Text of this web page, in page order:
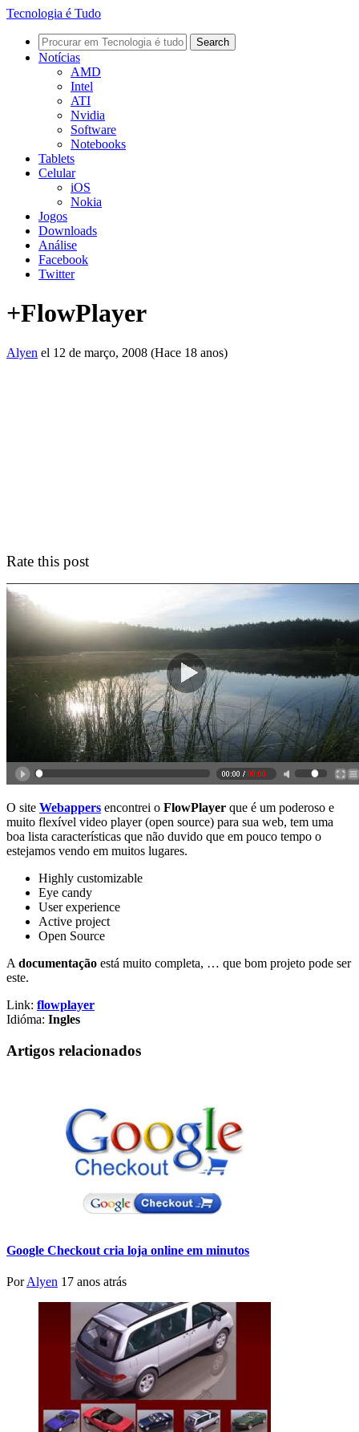
Tecnologia é Tudo
Notícias
AMD
Intel
ATI
Nvidia
Software
Notebooks
Tablets
Celular
iOS
Nokia
Jogos
Downloads
Análise
Facebook
Twitter
+FlowPlayer
Alyen el 12 de março, 2008 (Hace 18 anos)
Rate this post
O site Webappers encontrei o FlowPlayer que é um poderoso e
muito flexível video player (open source) para sua web, tem uma
boa lista características que não duvido que em pouco tempo o
estejamos vendo em muitos lugares.
Highly customizable
Eye candy
User experience
Active project
Open Source
A documentação está muito completa, … que bom projeto pode ser
este.
Link: flowplayer
Idióma: Ingles
Artigos relacionados
Google Checkout cria loja online em minutos
PorAlyen 17 anos atrás